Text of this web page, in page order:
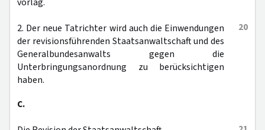
20
2. Der neue Tatrichter wird auch die Einwendungen
der revisionsführenden Staatsanwaltschaft und des
Generalbundesanwalts gegen die
Unterbringungsanordnung zu berücksichtigen
haben.
C.